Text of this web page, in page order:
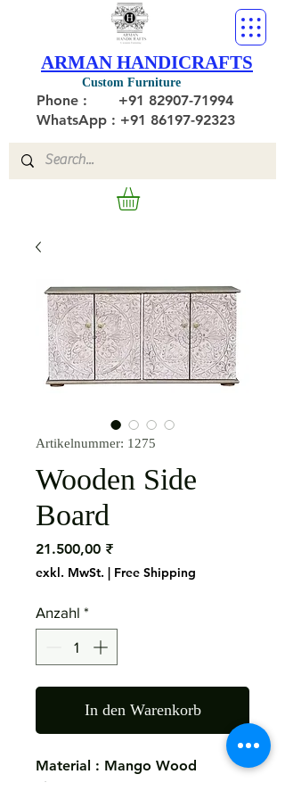
Custom Furniture
ARMAN HANDICRAFTS
Phone : +91 82907-71994
WhatsApp : +91 86197-92323
Artikelnummer: 1275
Wooden Side
Board
21.500,00 ₹Preis
exkl. MwSt. | Free Shipping
Anzahl *
In den Warenkorb
Material : Mango Wood
Size: 150x40x75 CMS